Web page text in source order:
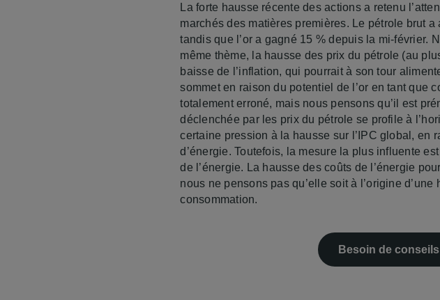
La forte hausse récente des actions a retenu
marchés des matières premières. Le pétrole brut
tandis que l’or a gagné 15 % depuis la mi-février.
même thème, la hausse des prix du pétrole (au
baisse de l’inflation, qui pourrait à son tour
sommet en raison du potentiel de l’or en tant que
totalement erroné, mais nous pensons qu’il est
déclenchée par les prix du pétrole se profile à
certaine pression à la hausse sur l’IPC global, en
d’énergie. Toutefois, la mesure la plus influente
de l’énergie. La hausse des coûts de l’énergie
nous ne pensons pas qu’elle soit à l’origine
consommation.
Besoin de